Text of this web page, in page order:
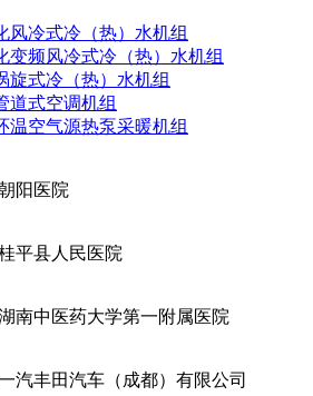
风冷式冷（热）水机组
变频风冷式冷（热）水机组
旋式冷（热）水机组
道式空调机组
温空气源热泵采暖机组
阳医院
平县人民医院
南中医药大学第一附属医院
汽丰田汽车（成都）有限公司